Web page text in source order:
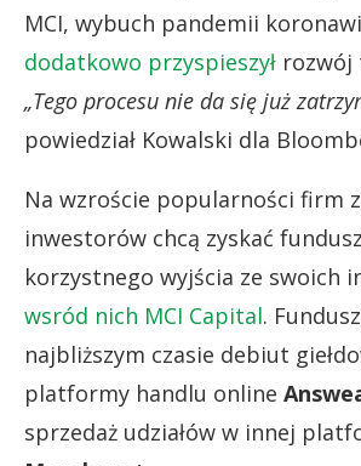
MCI, wybuch pandemii
dodatkowo przyspieszył rozwój
„Tego procesu nie da się już
powiedział Kowalski dla
Na wzroście popularności firm
inwestorów chcą zyskać
korzystnego wyjścia ze swoich
wsród nich MCI Capital.
najbliższym czasie debiut
platformy handlu online
sprzedaż udziałów w innej